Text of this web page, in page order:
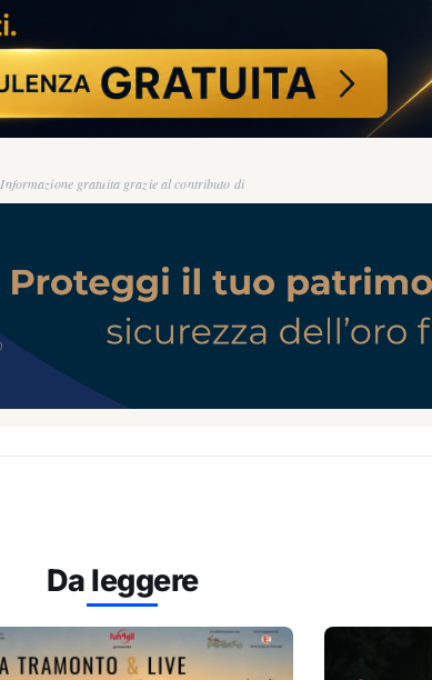
Informazione gratuita grazie al contributo di
Da leggere